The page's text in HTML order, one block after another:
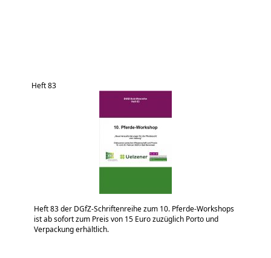
Heft 83
Heft 83 der DGfZ-Schriftenreihe zum 10. Pferde-Workshops
ist ab sofort zum Preis von 15 Euro zuzüglich Porto und
Verpackung erhältlich.